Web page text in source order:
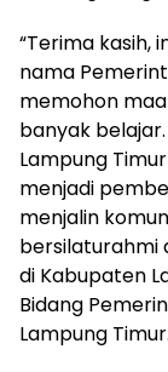
“Terima kasih,
nama
memohon
banyak
Lampung
menjadi
menjalin
bersilaturahmi
di Kabupaten
Bidang
Lampung